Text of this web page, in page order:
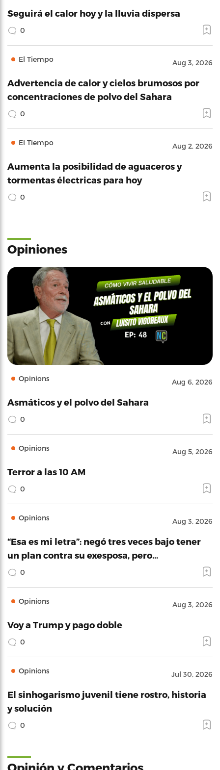
Seguirá el calor hoy y la lluvia dispersa
0
El Tiempo Aug 3, 2026
Advertencia de calor y cielos brumosos por
concentraciones de polvo del Sahara
0
El Tiempo Aug 2, 2026
Aumenta la posibilidad de aguaceros y
tormentas électricas para hoy
0
Opiniones
Opinions Aug 6, 2026
Asmáticos y el polvo del Sahara
0
Opinions Aug 5, 2026
Terror a las 10 AM
0
Opinions Aug 3, 2026
“Esa es mi letra”: negó tres veces bajo tener
un plan contra su exesposa, pero…
0
Opinions Aug 3, 2026
Voy a Trump y pago doble
0
Opinions Jul 30, 2026
El sinhogarismo juvenil tiene rostro, historia
y solución
0
Opinión y Comentarios